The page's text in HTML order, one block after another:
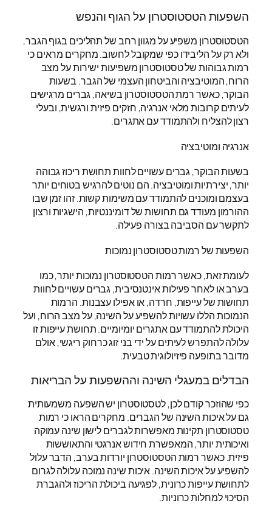
השפעות הטסטוסטרון על הגוף והנפש
הטסטוסטרון משפיע על מגוון רחב של תהליכים בגוף הגבר,
ולא רק על הליבידו כפי שמקובל לחשוב. מחקרים מראים כי
רמות גבוהות של טסטוסטרון משפיעות ישירות על מצב
הרוח, המוטיבציה והביטחון העצמי של הגבר. בשעות
הבוקר, כאשר רמת הטסטוסטרון בשיאה, גברים מרגישים
לעיתים קרובות מלאי אנרגיה, חזקים פיזית ורגשית, ובעלי
רצון להצליח ולהתמודד עם אתגרים.
אנרגיה ומוטיבציה
בשעות הבוקר, גברים עשויים לחוות תחושת ריכוז גבוהה
יותר, יצירתיות ומוטיבציה. הם נוטים להרגיש בטוחים יותר
בעצמם ומוכנים להתמודד עם משימות קשות. זהו זמן שבו
ההורמון מעודד גם תחושות של דומיננטיות, הישגיות ורצון
לתקשר עם הסביבה בצורה פעילה.
השפעות של רמות טסטוסטרון נמוכות
לעומת זאת, כאשר רמות הטסטוסטרון נמוכות יותר, כמו
בערב או לאחר פעילות אינטנסיבית, גברים עשויים לחוות
תחושות של עייפות, חרדה, או אפילו עצבנות. הרמות
הנמוכות הללו עשויות להשפיע על השינה, על מצב הרוח, ועל
היכולת להתמודד עם אתגרים יומיומיים. תחושת עייפות זו
עלולה להתפרש לעיתים על ידי בני זוג כרחוק ריגשי, אולם
מדובר בתופעה פיזיולוגית טבעית.
הבדלים במעגלי השינה וההשפעות על הבריאות
כפי שהוזכר קודם לכן, לטסטוסטרון יש השפעה משמעותית
גם על איכות השינה של הגברים. מחקרים הראו כי רמות
טסטוסטרון תקינות מאפשרות לגברים לישון שינה עמוקה
ואיכותית יותר, המאפשרת חידוש אנרגטי והתאוששות
פיזית. כאשר רמות הטסטוסטרון יורדות בערב, הדבר עלול
להשפיע על איכות השינה. איכות שינה נמוכה עלולה לגרום
לתחושת עייפות כרונית, לפגיעה ביכולת הריכוז ולהגברת
הסיכוי למחלות כרוניות.